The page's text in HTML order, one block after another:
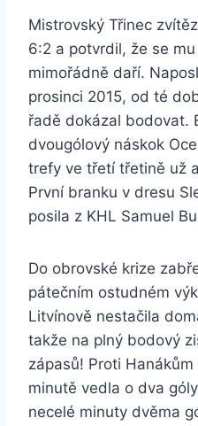
Mistrovský Třinec
6:2 a potvrdil, že se
mimořádně daří.
prosinci 2015, od té
řadě dokázal bodovat.
dvougólový náskok
trefy ve třetí třetině už
První branku v dresu
posila z KHL Samuel
Do obrovské krize
pátečním ostudném
Litvínově nestačila
takže na plný bodový
zápasů! Proti
minutě vedla o dva
necelé minuty dvěma